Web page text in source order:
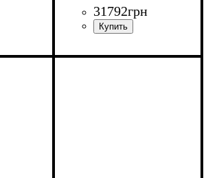
31792грн
Ширина: 300 см